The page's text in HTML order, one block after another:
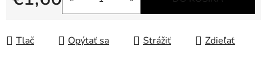
Jednotková cena:
Tlač Opýtať sa Strážiť Zdieľať